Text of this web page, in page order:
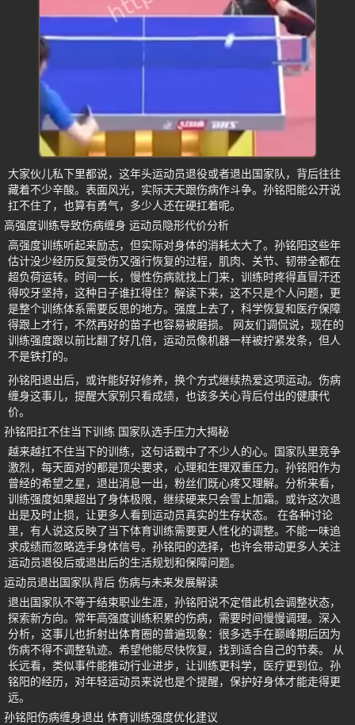
大家伙儿私下里都说，这年头运动员退役或者退出国家队，背后往往
藏着不少辛酸。表面风光，实际天天跟伤病作斗争。孙铭阳能公开说
扛不住了，也算有勇气，多少人还在硬扛着呢。
高强度训练导致伤病缠身 运动员隐形代价分析
高强度训练听起来励志，但实际对身体的消耗太大了。孙铭阳这些年
估计没少经历反复受伤又强行恢复的过程，肌肉、关节、韧带全都在
超负荷运转。时间一长，慢性伤病就找上门来，训练时疼得直冒汗还
得咬牙坚持，这种日子谁扛得住？解读下来，这不只是个人问题，更
是整个训练体系需要反思的地方。强度上去了，科学恢复和医疗保障
得跟上才行，不然再好的苗子也容易被磨损。 网友们调侃说，现在的
训练强度跟以前比翻了好几倍，运动员像机器一样被拧紧发条，但人
不是铁打的。
孙铭阳退出后，或许能好好修养，换个方式继续热爱这项运动。伤病
缠身这事儿，提醒大家别只看成绩，也该多关心背后付出的健康代
价。
孙铭阳扛不住当下训练 国家队选手压力大揭秘
越来越扛不住当下的训练，这句话戳中了不少人的心。国家队里竞争
激烈，每天面对的都是顶尖要求，心理和生理双重压力。孙铭阳作为
曾经的希望之星，退出消息一出，粉丝们既心疼又理解。分析来看，
训练强度如果超出了身体极限，继续硬来只会雪上加霜。或许这次退
出是及时止损，让更多人看到运动员真实的生存状态。 在各种讨论
里，有人说这反映了当下体育训练需要更人性化的调整。不能一味追
求成绩而忽略选手身体信号。孙铭阳的选择，也许会带动更多人关注
运动员退役后或退出后的生活规划和保障问题。
运动员退出国家队背后 伤病与未来发展解读
退出国家队不等于结束职业生涯，孙铭阳说不定借此机会调整状态，
探索新方向。常年高强度训练积累的伤病，需要时间慢慢调理。深入
分析，这事儿也折射出体育圈的普遍现象：很多选手在巅峰期后因为
伤病不得不调整轨迹。希望他能尽快恢复，找到适合自己的节奏。 从
长远看，类似事件能推动行业进步，让训练更科学，医疗更到位。孙
铭阳的经历，对年轻运动员来说也是个提醒，保护好身体才能走得更
远。
孙铭阳伤病缠身退出 体育训练强度优化建议